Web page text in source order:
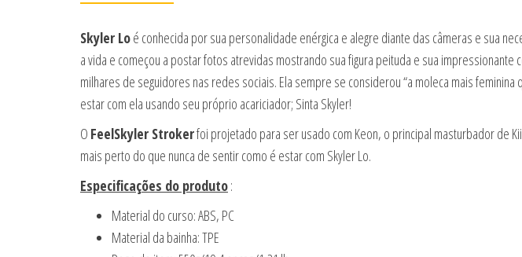
Skyler Loé conhecida por sua personalidade enérgica e alegre diante das câmeras e sua
a vida e começou a postar fotos atrevidas mostrando sua figura peituda e sua
milhares de seguidores nas redes sociais. Ela sempre se considerou “a moleca mais
estar com ela usando seu próprio acariciador; Sinta Skyler!
O FeelSkyler Strokerfoi projetado para ser usado com Keon, o principal masturbador de
mais perto do que nunca de sentir como é estar com Skyler Lo.
Especificações do produto:
Material do curso: ABS, PC
Material da bainha: TPE